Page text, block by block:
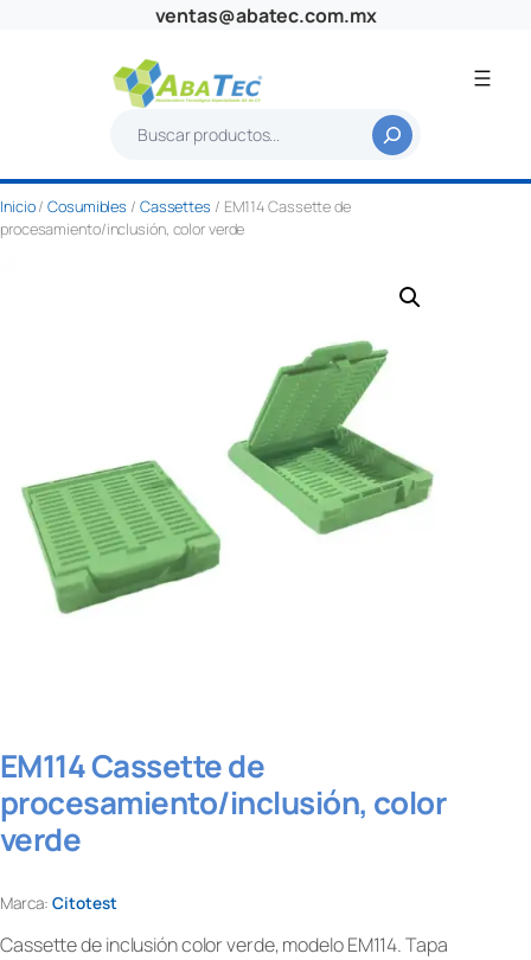
ventas@abatec.com.mx
s
c
a
Inicio/Cosumibles / Cassettes / EM114 Cassette de
procesamiento/inclusión, color verde
EM114 Cassette de
procesamiento/inclusión, color
verde
Marca: Citotest
Cassette de inclusión color verde, modelo EM114. Tapa